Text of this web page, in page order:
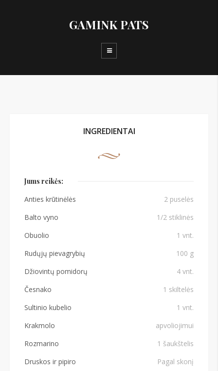
GAMINK PATS
INGREDIENTAI
Jums reikės:
Anties krūtinėlės
2 puselės
Balto vyno
1/2 stiklinės
Obuolio
1 vnt.
Rudųjų pievagrybių
100 g
Džiovintų pomidorų
4 vnt.
Česnako
1 skiltelės
Sultinio kubelio
1 vnt.
Krakmolo
apvoliojimui
Rozmarino
1 šaukštelis
Druskos ir pipiro
Pagal skonį